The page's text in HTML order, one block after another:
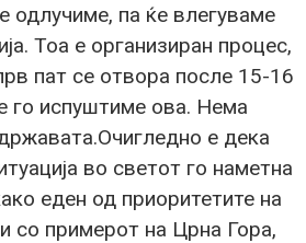
одлучиме, па ќе влегуваме
Тоа е организиран процес,
пат се отвора после 15-16
го испуштиме ова. Нема
е дека
во светот го наметна
еден од приоритетите на
со примерот на Црна Гора,